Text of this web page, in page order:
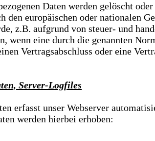
Daten werden gelöscht
den europäischen oder nationalen
z.B. aufgrund von steuer- und
wenn eine durch die genannten
Vertragsabschluss oder eine
Server-Logfiles
erfasst unser Webserver
werden hierbei erhoben: